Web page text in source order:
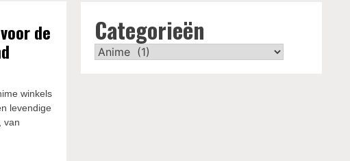
de
winkels
levendige
van
Categorieën
Categorieën